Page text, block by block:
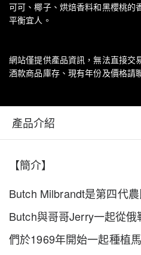
可可、椰子、烘焙香料和黑櫻桃的
平衡宜人。
網站僅提供產品資訊，無法直接交
酒款商品庫存、現有年份及價格請
產品介紹
【簡介】
Butch Milbrandt是第四代農
Butch與哥哥Jerry一起從俄
們於1969年開始一起種植